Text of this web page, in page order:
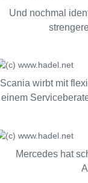
Und nochmal
Scania wirbt mit
einem
Mercedes hat